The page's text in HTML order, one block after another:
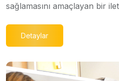
sağlamasını amaçlayan bir
Detaylar